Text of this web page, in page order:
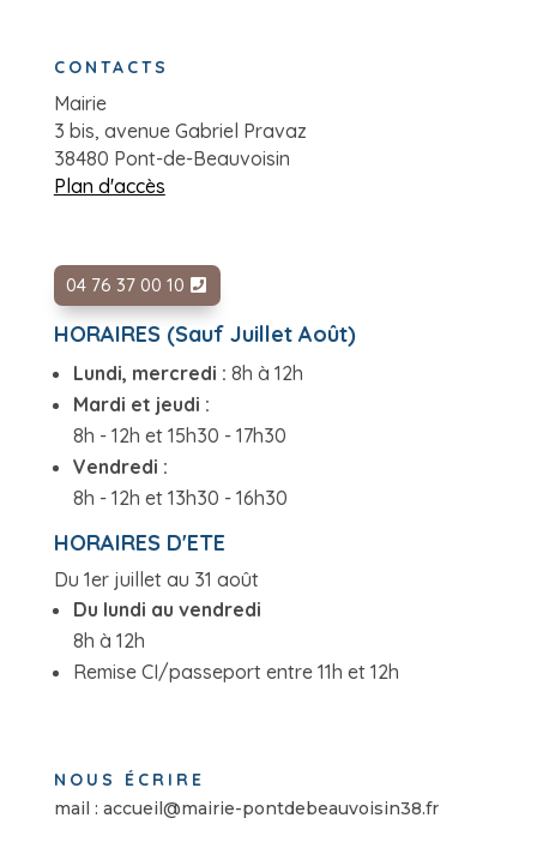
CONTACTS
Mairie
3 bis, avenue Gabriel Pravaz
38480 Pont-de-Beauvoisin
Plan d'accès
04 76 37 00 10
HORAIRES (Sauf Juillet Août)
Lundi, mercredi : 8h à 12h
Mardi et jeudi :
8h - 12h et 15h30 - 17h30
Vendredi :
8h - 12h et 13h30 - 16h30
HORAIRES D'ETE
Du 1er juillet au 31 août
Du lundi au vendredi
8h à 12h
Remise CI/passeport entre 11h et 12h
NOUS ÉCRIRE
mail : accueil@mairie-pontdebeauvoisin38.fr